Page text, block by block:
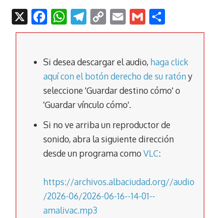
X F
ac
b
o
o
k
W
h
s
A
p
p
T
el
gr
a
m
C
o
y
Li
n
k
E
m
l
G
m
l
o
p
ar
tir
Si desea descargar el audio, haga click
aquí con el botón derecho de su ratóny
seleccione 'Guardar destino cómo' o
'Guardar vínculo cómo'.
Si no ve arriba un reproductor de
sonido, abra la siguiente dirección
desde un programa como VLC:
https://archivos.albaciudad.org//audio
/2026-06/2026-06-16--14-01--
amalivac.mp3